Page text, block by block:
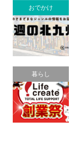
おでかけ
暮らし